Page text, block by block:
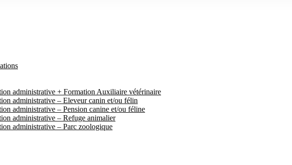
administrative + Formation Auxiliaire vétérinaire
administrative – Eleveur canin et/ou félin
administrative – Pension canine et/ou féline
administrative – Refuge animalier
administrative – Parc zoologique